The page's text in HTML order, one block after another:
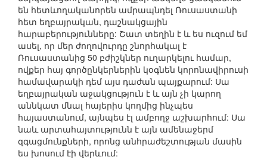
են հետևողականորեն ամրապնդել Ռուսաստանի
հետ եղբայրական, դաշնակցային
հարաբերությունները: Շատ տեղին է և ես ուզում եմ
ասել, որ մեր ժողովուրդը շնորհակալ է
Ռուսաստանից 50 բժիշկներ ուղարկելու համար,
ովքեր հայ գործընկերներին կօգնեն կորոնավիրուսի
համավարակի դեմ այս դաժան պայքարում: Սա
եղբայրական աջակցություն է և այն չի կարող
աննկատ մնալ հայերիս կողմից ինչպես
հայաստանում, այնպես էլ ամբողջ աշխարհում: Սա
նաև արտահայտությունն է այն ամենաջերմ
զգացմունքների, որոնց անհրաժեշտության մասին
ես խոսում էի վերևում: